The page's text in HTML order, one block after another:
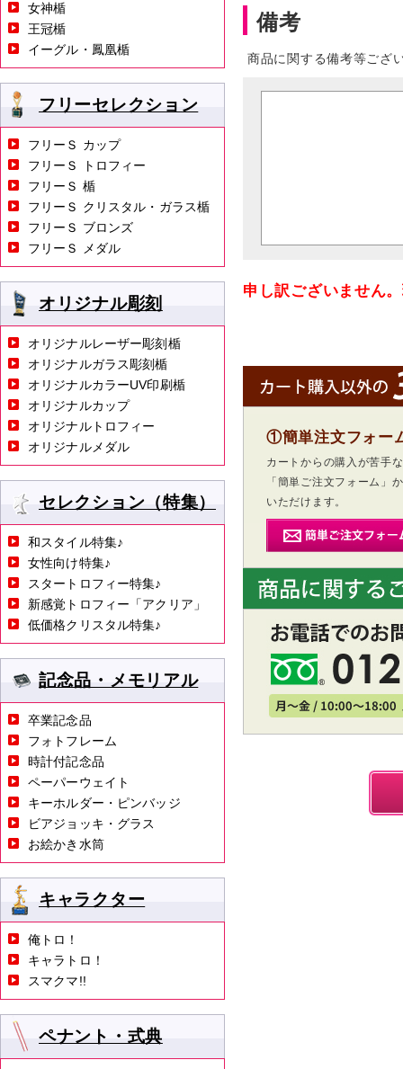
備考
商品に関する備考等ござ
申し訳ございません
①簡単注文フォー
カートからの購入が苦手
「簡単ご注文フォーム」
いただけます。
女神楯
王冠楯
イーグル・鳳凰楯
フリーセレクション
フリーＳ カップ
フリーＳ トロフィー
フリーＳ 楯
フリーＳ クリスタル・ガラス楯
フリーＳ ブロンズ
フリーＳ メダル
オリジナル彫刻
オリジナルレーザー彫刻楯
オリジナルガラス彫刻楯
オリジナルカラーUV印刷楯
オリジナルカップ
オリジナルトロフィー
オリジナルメダル
セレクション（特集）
和スタイル特集♪
女性向け特集♪
スタートロフィー特集♪
新感覚トロフィー「アクリア」
低価格クリスタル特集♪
記念品・メモリアル
卒業記念品
フォトフレーム
時計付記念品
ペーパーウェイト
キーホルダー・ピンバッジ
ビアジョッキ・グラス
お絵かき水筒
キャラクター
俺トロ！
キャラトロ！
スマクマ!!
ペナント・式典